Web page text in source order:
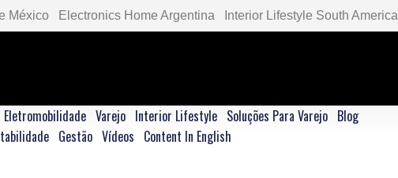
México Electronics Home Argentina Interior Lifestyle South America
Eletromobilidade Varejo Interior Lifestyle Soluções Para Varejo Blog
Gestão Vídeos Content In English